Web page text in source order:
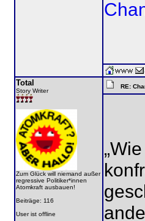
Total
Story Writer
Zum Glück will niemand außer
regressive Politiker*innen
Atomkraft ausbauen!
Beiträge: 116
User ist offline
RE: